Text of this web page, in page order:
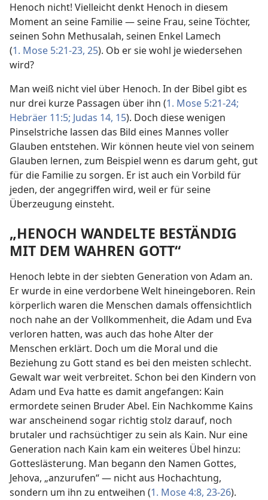
Henoch nicht! Vielleicht denkt Henoch in diesem
Moment an seine Familie — seine Frau, seine Töchter,
seinen Sohn Methusalah, seinen Enkel Lamech
(1. Mose 5:21-23, 25). Ob er sie wohl je wiedersehen
wird?
Man weiß nicht viel über Henoch. In der Bibel gibt es
nur drei kurze Passagen über ihn (1. Mose 5:21-24;
Hebräer 11:5; Judas 14, 15). Doch diese wenigen
Pinselstriche lassen das Bild eines Mannes voller
Glauben entstehen. Wir können heute viel von seinem
Glauben lernen, zum Beispiel wenn es darum geht, gut
für die Familie zu sorgen. Er ist auch ein Vorbild für
jeden, der angegriffen wird, weil er für seine
Überzeugung einsteht.
„HENOCH WANDELTE BESTÄNDIG
MIT DEM WAHREN GOTT“
Henoch lebte in der siebten Generation von Adam an.
Er wurde in eine verdorbene Welt hineingeboren. Rein
körperlich waren die Menschen damals offensichtlich
noch nahe an der Vollkommenheit, die Adam und Eva
verloren hatten, was auch das hohe Alter der
Menschen erklärt. Doch um die Moral und die
Beziehung zu Gott stand es bei den meisten schlecht.
Gewalt war weit verbreitet. Schon bei den Kindern von
Adam und Eva hatte es damit angefangen: Kain
ermordete seinen Bruder Abel. Ein Nachkomme Kains
war anscheinend sogar richtig stolz darauf, noch
brutaler und rachsüchtiger zu sein als Kain. Nur eine
Generation nach Kain kam ein weiteres Übel hinzu:
Gotteslästerung. Man begann den Namen Gottes,
Jehova, „anzurufen“ — nicht aus Hochachtung,
sondern um ihn zu entweihen (1. Mose 4:8, 23-26).